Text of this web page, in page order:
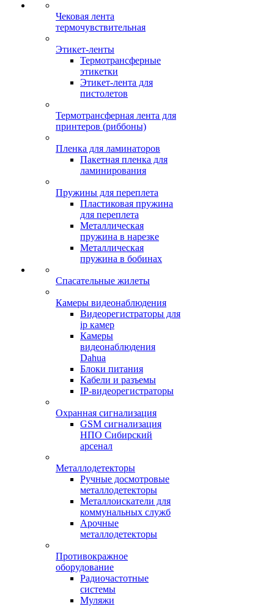
Чековая лента
термочувствительная
Этикет-ленты
Термотрансферные
этикетки
Этикет-лента для
пистолетов
Термотрансферная лента для
принтеров (риббоны)
Пленка для ламинаторов
Пакетная пленка для
ламинирования
Пружины для переплета
Пластиковая пружина
для переплета
Металлическая
пружина в нарезке
Металлическая
пружина в бобинах
Спасательные жилеты
Камеры видеонаблюдения
Видеорегистраторы для
ip камер
Камеры
видеонаблюдения
Dahua
Блоки питания
Кабели и разъемы
IP-видеорегистраторы
Охранная сигнализация
GSM сигнализация
НПО Сибирский
арсенал
Металлодетекторы
Ручные досмотровые
металлодетекторы
Металлоискатели для
коммунальных служб
Арочные
металлодетекторы
Противокражное
оборудование
Радиочастотные
системы
Муляжи